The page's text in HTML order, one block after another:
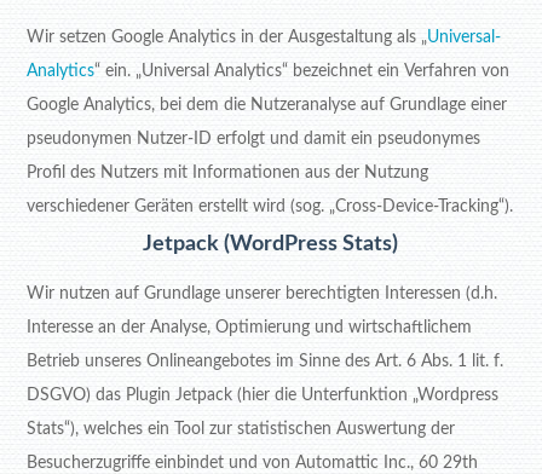
Wir setzen Google Analytics in der Ausgestaltung als „Universal-
Analytics“ ein. „Universal Analytics“ bezeichnet ein Verfahren von
Google Analytics, bei dem die Nutzeranalyse auf Grundlage einer
pseudonymen Nutzer-ID erfolgt und damit ein pseudonymes
Profil des Nutzers mit Informationen aus der Nutzung
verschiedener Geräten erstellt wird (sog. „Cross-Device-Tracking“).
Jetpack (WordPress Stats)
Wir nutzen auf Grundlage unserer berechtigten Interessen (d.h.
Interesse an der Analyse, Optimierung und wirtschaftlichem
Betrieb unseres Onlineangebotes im Sinne des Art. 6 Abs. 1 lit. f.
DSGVO) das Plugin Jetpack (hier die Unterfunktion „Wordpress
Stats“), welches ein Tool zur statistischen Auswertung der
Besucherzugriffe einbindet und von Automattic Inc., 60 29th